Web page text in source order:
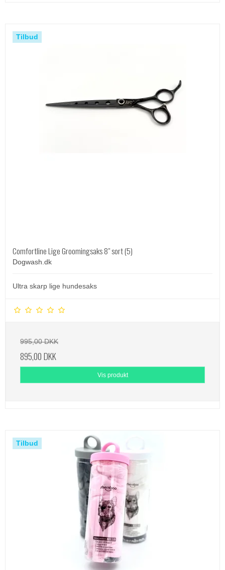
Tilbud
Comfortline Lige Groomingsaks 8" sort (5)
Dogwash.dk
Ultra skarp lige hundesaks
995,00 DKK
895,00 DKK
Vis produkt
Tilbud